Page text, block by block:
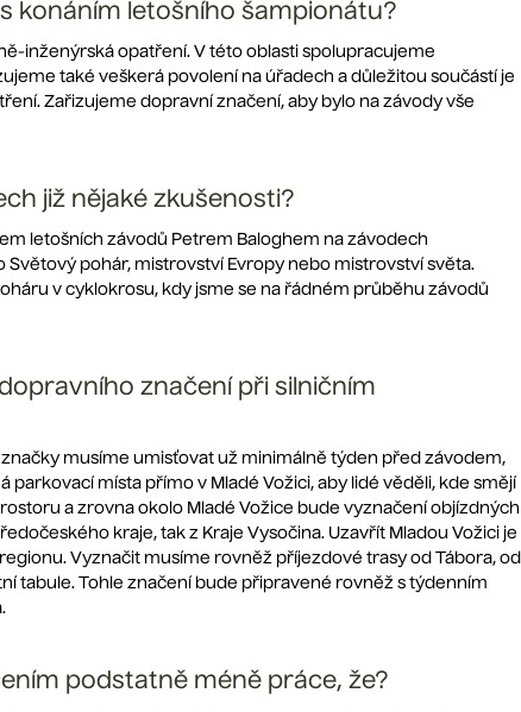
konáním letošního šampionátu?
inženýrská opatření. V této oblasti spolupracujeme
také veškerá povolení na úřadech a důležitou součástí je
Zařizujeme dopravní značení, aby bylo na závody vše
již nějaké zkušenosti?
letošních závodů Petrem Baloghem na závodech
pohár, mistrovství Evropy nebo mistrovství světa.
v cyklokrosu, kdy jsme se na řádném průběhu závodů
značení při silničním
musíme umisťovat už minimálně týden před závodem,
místa přímo v Mladé Vožici, aby lidé věděli, kde smějí
a zrovna okolo Mladé Vožice bude vyznačení objízdných
kraje, tak z Kraje Vysočina. Uzavřít Mladou Vožici je
Vyznačit musíme rovněž příjezdové trasy od Tábora, od
tabule. Tohle značení bude připravené rovněž s týdenním
podstatně méně práce, že?